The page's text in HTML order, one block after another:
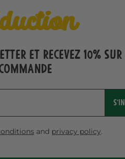
et recevez 10%
and privacy policy.